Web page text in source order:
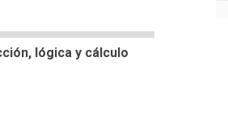
lógica y cálculo